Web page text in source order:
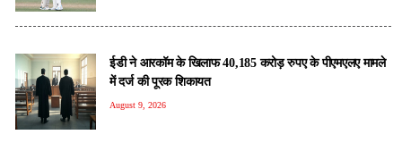
ईडी ने आरकॉम के खिलाफ 40,185 करोड़ रुपए के पीएमएलए मामले
में दर्ज की पूरक शिकायत
August 9, 2026